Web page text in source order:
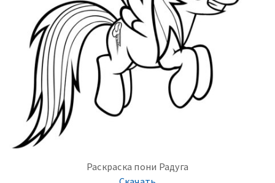
Раскраска пони Радуга